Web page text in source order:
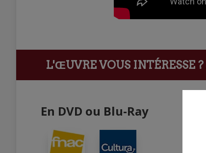
L'ŒUVRE VOUS INTÉRESSE ?
En DVD ou Blu-Ray